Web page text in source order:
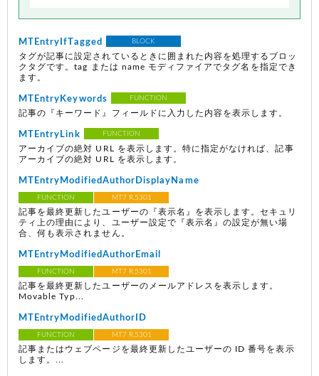
MTEntryIfTagged BLOCK
タグが記事に設定されているときに囲まれた内容を処理するブロッ
クタグです。tag または name モディファイアでタグ名を指定でき
ます。
MTEntryKeywords FUNCTION
記事の『キーワード』フィールドに入力した内容を表示します。
MTEntryLink FUNCTION
アーカイブの絶対 URL を表示します。特に指定がなければ、記事
アーカイブの絶対 URL を表示します。
MTEntryModifiedAuthorDisplayName
FUNCTION MT7 R.5301
記事を最終更新したユーザーの『表示名』を表示します。セキュリ
ティ上の理由により、ユーザー設定で『表示名』の設定が無い場
合、何も表示されません。
MTEntryModifiedAuthorEmail
FUNCTION MT7 R.5301
記事を最終更新したユーザーのメールアドレスを表示します。
Movable Typ...
MTEntryModifiedAuthorID
FUNCTION MT7 R.5301
記事またはウェブページを最終更新したユーザーの ID 番号を表示
します。...